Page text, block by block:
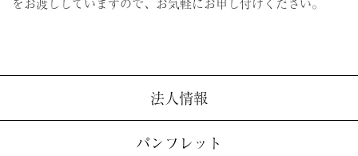
法人情報
パンフレット